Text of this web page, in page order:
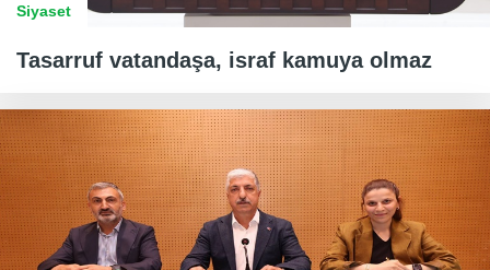
Siyaset
Tasarruf vatandaşa, israf kamuya olmaz